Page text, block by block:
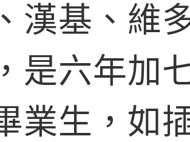
漢基、維
是六年加
業生，如